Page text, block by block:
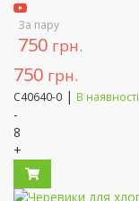
За пару
750 грн.
750 грн.
C40640-0 | В наявності
-
8
+